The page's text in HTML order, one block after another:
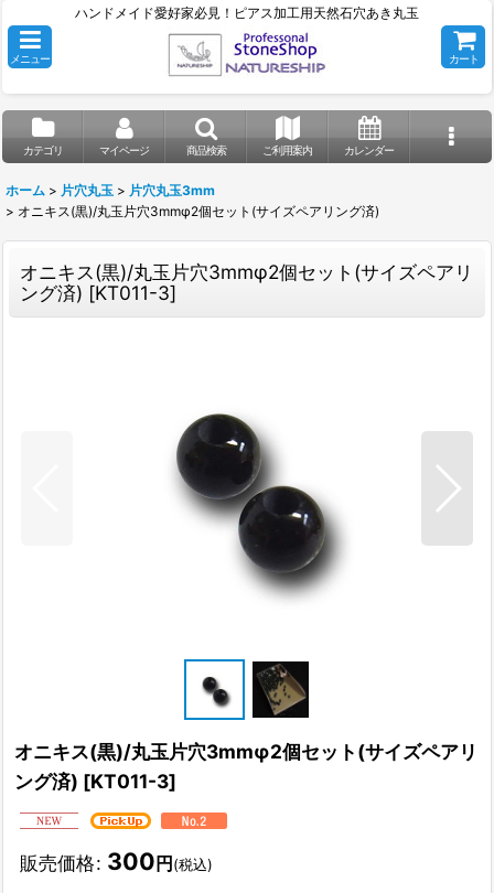
ハンドメイド愛好家必見！ピアス加工用天然石穴あき丸玉
メニュー カート
カテゴリ マイページ 商品検索 ご利用案内 カレンダー
ホーム > 片穴丸玉 > 片穴丸玉3mm
> オニキス(黒)/丸玉片穴3mmφ2個セット(サイズペアリング済)
オニキス(黒)/丸玉片穴3mmφ2個セット(サイズペアリ
ング済) [KT011-3]
オニキス(黒)/丸玉片穴3mmφ2個セット(サイズペアリ
ング済) [KT011-3]
販売価格: 300 円 (税込)